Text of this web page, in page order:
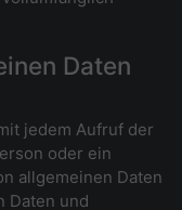
Daten
jedem Aufruf der
oder ein
allgemeinen Daten
Daten und